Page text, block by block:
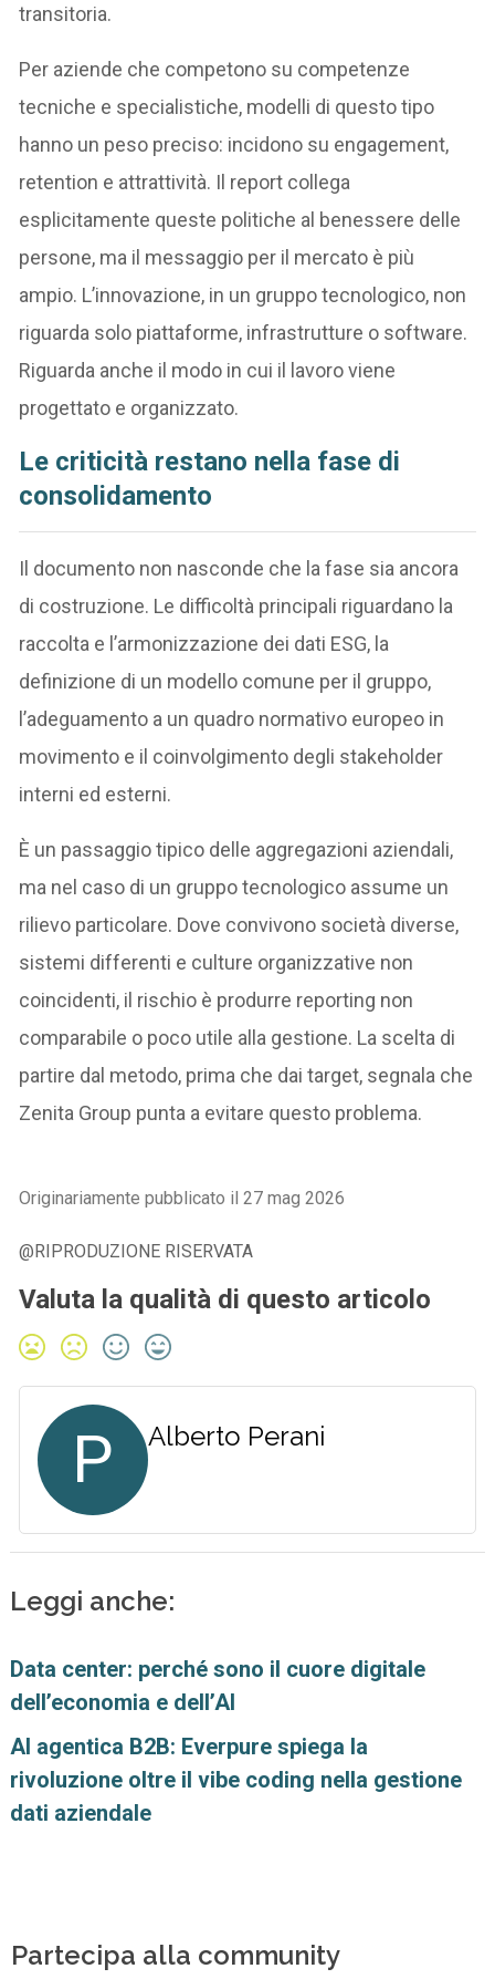
transitoria.
Per aziende che competono su competenze
tecniche e specialistiche, modelli di questo tipo
hanno un peso preciso: incidono su engagement,
retention e attrattività. Il report collega
esplicitamente queste politiche al benessere delle
persone, ma il messaggio per il mercato è più
ampio. L’innovazione, in un gruppo tecnologico, non
riguarda solo piattaforme, infrastrutture o software.
Riguarda anche il modo in cui il lavoro viene
progettato e organizzato.
Le criticità restano nella fase di
consolidamento
Il documento non nasconde che la fase sia ancora
di costruzione. Le difficoltà principali riguardano la
raccolta e l’armonizzazione dei dati ESG, la
definizione di un modello comune per il gruppo,
l’adeguamento a un quadro normativo europeo in
movimento e il coinvolgimento degli stakeholder
interni ed esterni.
È un passaggio tipico delle aggregazioni aziendali,
ma nel caso di un gruppo tecnologico assume un
rilievo particolare. Dove convivono società diverse,
sistemi differenti e culture organizzative non
coincidenti, il rischio è produrre reporting non
comparabile o poco utile alla gestione. La scelta di
partire dal metodo, prima che dai target, segnala che
Zenita Group punta a evitare questo problema.
Originariamente pubblicato il 27 mag 2026
@RIPRODUZIONE RISERVATA
Valuta la qualità di questo articolo
P Alberto Perani
Leggi anche:
Data center: perché sono il cuore digitale
dell’economia e dell’AI
AI agentica B2B: Everpure spiega la
rivoluzione oltre il vibe coding nella gestione
dati aziendale
Partecipa alla community